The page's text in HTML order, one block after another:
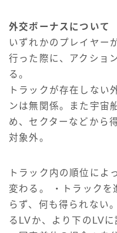
外交ボーナスについて
いずれかのプレイヤー
行った際に、アクショ
る。
トラックが存在しない
ンは無関係。また宇宙
め、セクターなどから
対象外。
トラック内の順位によ
変わる。 ・トラックを
らず、何も得られない
るLVか、より下のLV